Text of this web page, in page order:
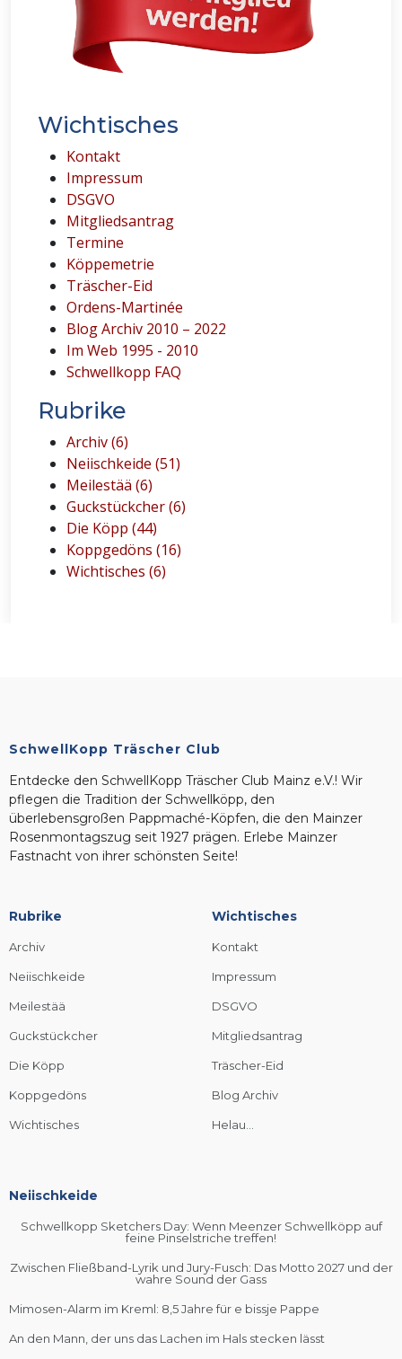
Wichtisches
Kontakt
Impressum
DSGVO
Mitgliedsantrag
Termine
Köppemetrie
Träscher-Eid
Ordens-Martinée
Blog Archiv 2010 – 2022
Im Web 1995 - 2010
Schwellkopp FAQ
Rubrike
Archiv (6)
Neiischkeide (51)
Meilestää (6)
Guckstückcher (6)
Die Köpp (44)
Koppgedöns (16)
Wichtisches (6)
SchwellKopp Träscher Club
Entdecke den SchwellKopp Träscher Club Mainz e.V.! Wir
pflegen die Tradition der Schwellköpp, den
überlebensgroßen Pappmaché-Köpfen, die den Mainzer
Rosenmontagszug seit 1927 prägen. Erlebe Mainzer
Fastnacht von ihrer schönsten Seite!
Rubrike
Archiv
Neiischkeide
Meilestää
Guckstückcher
Die Köpp
Koppgedöns
Wichtisches
Wichtisches
Kontakt
Impressum
DSGVO
Mitgliedsantrag
Träscher-Eid
Blog Archiv
Helau...
Neiischkeide
Schwellkopp Sketchers Day: Wenn Meenzer Schwellköpp auf
feine Pinselstriche treffen!
Zwischen Fließband-Lyrik und Jury-Fusch: Das Motto 2027 und der
wahre Sound der Gass
Mimosen-Alarm im Kreml: 8,5 Jahre für e bissje Pappe
An den Mann, der uns das Lachen im Hals stecken lässt